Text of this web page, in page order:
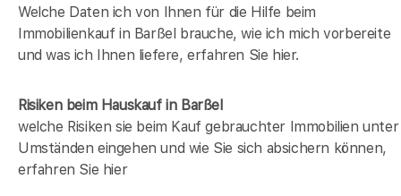
Welche Daten ich von Ihnen für die Hilfe beim
Immobilienkauf in Barßel brauche, wie ich mich vorbereite
und was ich Ihnen liefere, erfahren Sie hier.
Risiken beim Hauskaufin Barßel
welche Risiken sie beim Kauf gebrauchter Immobilien unter
Umständen eingehen und wie Sie sich absichern können,
erfahren Sie hier